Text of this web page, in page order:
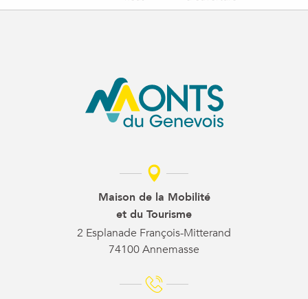
Maison de la Mobilité
et du Tourisme
2 Esplanade François-Mitterand
74100 Annemasse